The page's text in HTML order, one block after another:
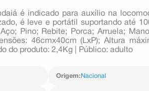
é indicado para auxílio na
é leve e portátil suportando até
Pino; Rebite; Porca; Arruela;
46cmx40cm (LxP); Altura
do produto: 2,4Kg | Público: adulto
Origem: Nacional